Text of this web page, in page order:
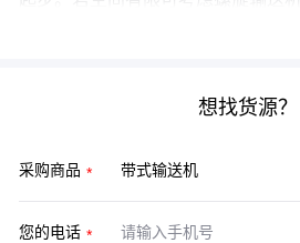
想找货源？
采购商品
您的电话